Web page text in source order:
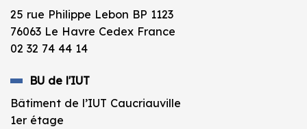
25 rue Philippe Lebon BP 1123
76063 Le Havre Cedex France
02 32 74 44 14
BU de l'IUT
Bâtiment de l’IUT Caucriauville
1er étage